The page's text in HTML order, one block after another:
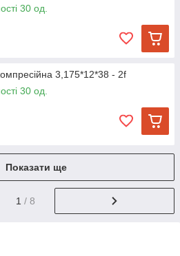
30 од.
3,175*12*38 - 2f
30 од.
Показати ще
1 / 8